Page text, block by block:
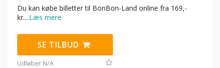
Du kan købe billetter til BonBon-Land online fra 169,-
kr....Læs mere
SE TILBUD
Udløber N/A